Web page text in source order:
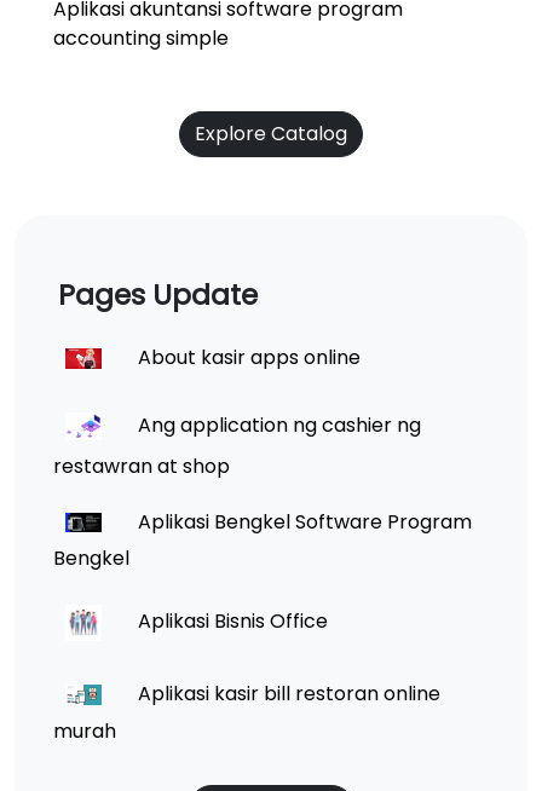
Aplikasi akuntansi software program
accounting simple
Explore Catalog
Pages Update
About kasir apps online
Ang application ng cashier ng
restawran at shop
Aplikasi Bengkel Software Program
Bengkel
Aplikasi Bisnis Office
Aplikasi kasir bill restoran online
murah